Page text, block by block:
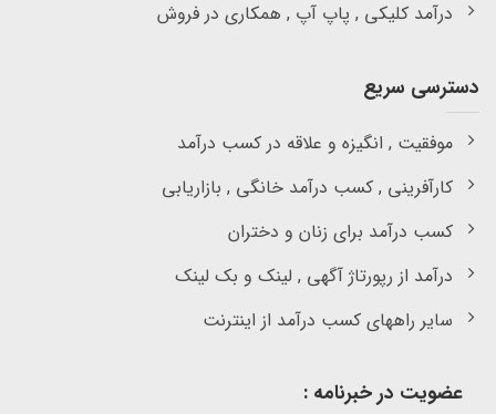
درآمد کلیکی , پاپ آپ , همکاری در فروش
دسترسی سریع
موفقیت , انگیزه و علاقه در کسب درآمد
کارآفرینی , کسب درآمد خانگی , بازاریابی
کسب درآمد برای زنان و دختران
درآمد از رپورتاژ آگهی , لینک و بک لینک
سایر راههای کسب درآمد از اینترنت
عضویت در خبرنامه :